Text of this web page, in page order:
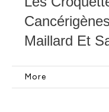
Maillard Et
More